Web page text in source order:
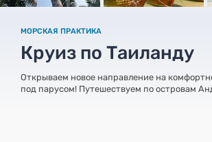
МОРСКАЯ ПРАКТИКА
Круиз по Таиланду
Открываем новое направление на
под парусом! Путешествуем по островам